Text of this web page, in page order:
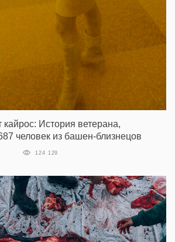
кайрос: История ветерана,
человек из башен-близнецов
124 129